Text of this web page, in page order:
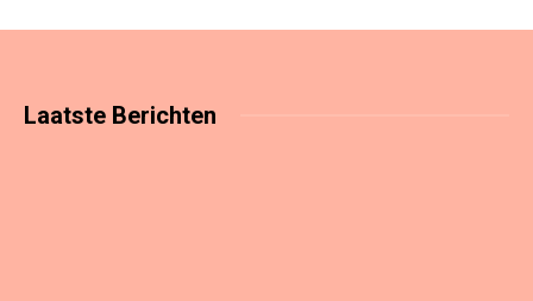
Laatste Berichten